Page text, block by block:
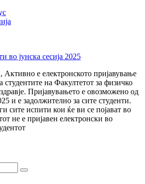
во јунска сесија 2025
Активно е електронското пријавување
на Факултетот за физичко
Пријавувањето е овозможено од
и е задолжително за сите студенти.
сите испити кои ќе ви се појават во
не е пријавен електронски во